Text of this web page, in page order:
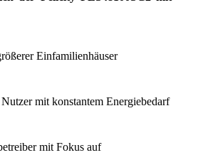
Einfamilienhäuser
mit konstantem Energiebedarf
mit Fokus auf